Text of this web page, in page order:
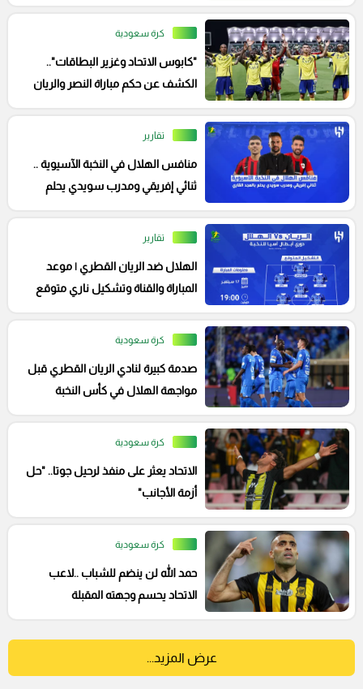
كرة سعودية
"كابوس الاتحاد وغزير البطاقات"..
الكشف عن حكم مباراة النصر والريان
تقارير
منافس الهلال في النخبة الآسيوية ..
ثنائي إفريقي ومدرب سويدي يحلم
تقارير
الهلال ضد الريان القطري | موعد
المباراة والقناة وتشكيل ناري متوقع
كرة سعودية
صدمة كبيرة لنادي الريان القطري قبل
مواجهة الهلال في كأس النخبة
كرة سعودية
الاتحاد يعثر على منفذ لرحيل جوتا.. "حل
أزمة الأجانب"
كرة سعودية
حمد الله لن ينضم للشباب ..لاعب
الاتحاد يحسم وجهته المقبلة
عرض المزيد...